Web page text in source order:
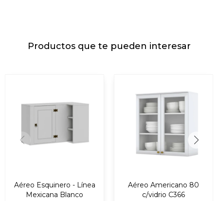
Productos que te pueden interesar
Aéreo Esquinero - Línea
Mexicana Blanco
Aéreo Americano 80
c/vidrio C366